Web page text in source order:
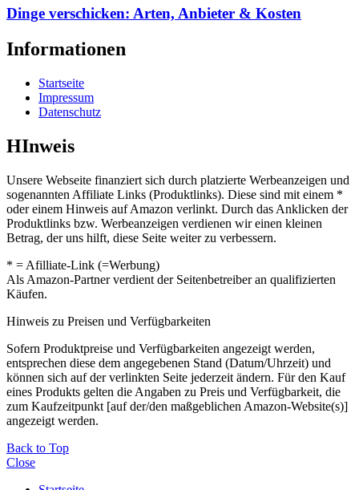
Dinge verschicken: Arten, Anbieter & Kosten
Informationen
Startseite
Impressum
Datenschutz
HInweis
Unsere Webseite finanziert sich durch platzierte Werbeanzeigen und
sogenannten Affiliate Links (Produktlinks). Diese sind mit einem *
oder einem Hinweis auf Amazon verlinkt. Durch das Anklicken der
Produktlinks bzw. Werbeanzeigen verdienen wir einen kleinen
Betrag, der uns hilft, diese Seite weiter zu verbessern.
* = Afilliate-Link (=Werbung)
Als Amazon-Partner verdient der Seitenbetreiber an qualifizierten
Käufen.
Hinweis zu Preisen und Verfügbarkeiten
Sofern Produktpreise und Verfügbarkeiten angezeigt werden,
entsprechen diese dem angegebenen Stand (Datum/Uhrzeit) und
können sich auf der verlinkten Seite jederzeit ändern. Für den Kauf
eines Produkts gelten die Angaben zu Preis und Verfügbarkeit, die
zum Kaufzeitpunkt [auf der/den maßgeblichen Amazon-Website(s)]
angezeigt werden.
Back to Top
Close